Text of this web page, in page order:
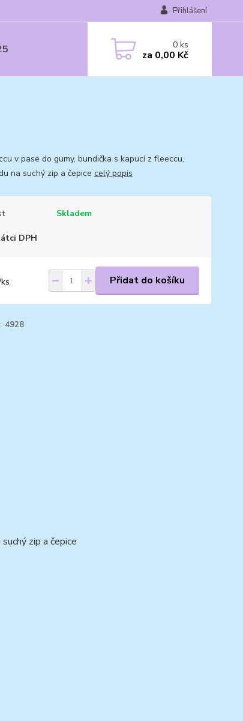
Přihlášení
0ks
za 0,00 Kč
v pase do gumy, bundička s kapucí z fleeccu,
na suchý zip a čepice celý popis
Skladem
DPH
ks Přidat do košíku
4928
zip a čepice